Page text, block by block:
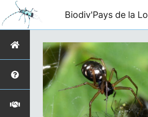
Biodiv'Pays de la